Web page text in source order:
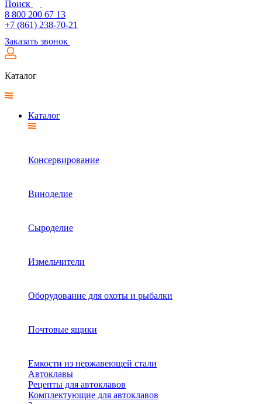
Поиск
8 800 200 67 13
+7 (861) 238-70-21
Заказать звонок
Каталог
Каталог
Консервирование
Виноделие
Сыроделие
Измельчители
Оборудование для охоты и рыбалки
Почтовые ящики
Емкости из нержавеющей стали
Автоклавы
Рецепты для автоклавов
Комплектующие для автоклавов